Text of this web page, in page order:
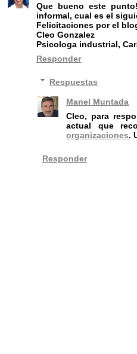
Que bueno este
informal, cual es el
Felicitaciones por el
Cleo Gonzalez
Psicologa industrial,
Responder
Respuestas
Manel Muntada
Cleo, para
actual que
organizaciones.
Responder